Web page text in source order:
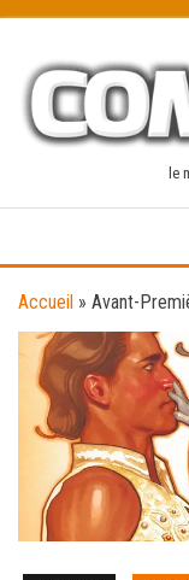
content
le
Accueil » Avant-